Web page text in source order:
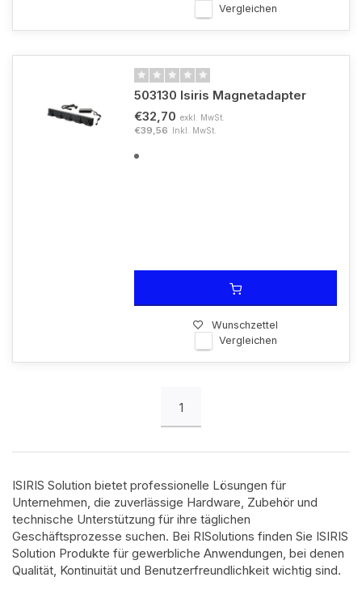
Vergleichen
503130 Isiris Magnetadapter
€32,70 exkl. MwSt.
€39,56 Inkl. MwSt.
Wunschzettel
Vergleichen
1
ISIRIS Solution bietet professionelle Lösungen für
Unternehmen, die zuverlässige Hardware, Zubehör und
technische Unterstützung für ihre täglichen
Geschäftsprozesse suchen. Bei RISolutions finden Sie ISIRIS
Solution Produkte für gewerbliche Anwendungen, bei denen
Qualität, Kontinuität und Benutzerfreundlichkeit wichtig sind.